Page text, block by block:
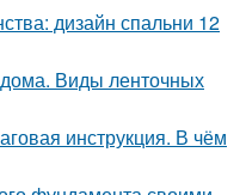
дизайн спальни 12
Виды ленточных
инструкция. В чём